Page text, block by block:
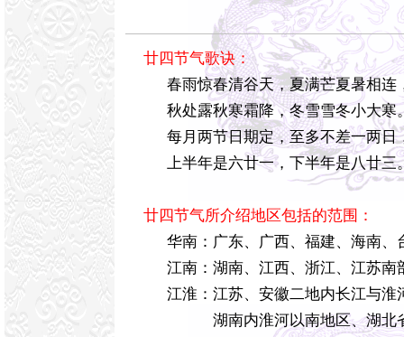
廿四节气歌诀：
春雨惊春清谷天，夏满芒夏暑相连
秋处露秋寒霜降，冬雪雪冬小大寒
每月两节日期定，至多不差一两日
上半年是六廿一，下半年是八廿三
廿四节气所介绍地区包括的范围：
华南：广东、广西、福建、海南、
江南：湖南、江西、浙江、江苏南
江淮：江苏、安徽二地内长江与淮
湖南内淮河以南地区、湖北